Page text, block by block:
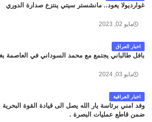
غوارديولا يعود.. مانشستر سيتي ينتزع صدارة الدوري
مايو 02, 2023
اخبار العراق
بافل طالباني يجتمع مع محمد السوداني في العاصمة
مايو 03, 2024
اخبار العراقية
وفد امني برئاسة يار الله يصل الى قيادة القوة البحرية
ضمن قاطع عمليات البصرة .